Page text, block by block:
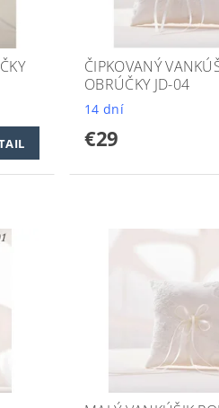
ČIPKOVANÝ
OBRÚČKY JD-04
14 dní
€29